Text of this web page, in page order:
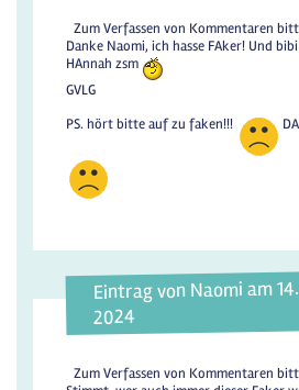
Zum Verfassen von Kommentaren
Danke Naomi, ich hasse FAker! Und
HAnnah zsm
GVLG
PS. hört bitte auf zu faken!!!
Eintrag von Naomi am
2024
Zum Verfassen von Kommentaren